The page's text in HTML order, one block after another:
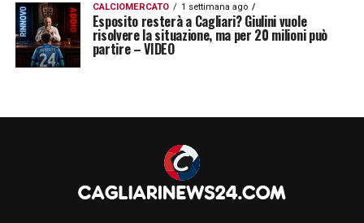
CALCIOMERCATO 1 settimana ago
Esposito resterà a Cagliari? Giulini vuole
risolvere la situazione, ma per 20 milioni può
partire – VIDEO